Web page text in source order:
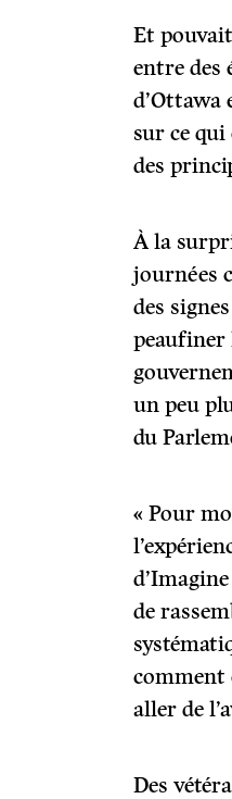
Et
entre des
sur ce
des
À la
journées
des
peaufiner
un peu
du
« Pour
de
comment
aller de
Des